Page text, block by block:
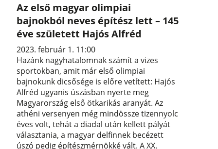
Az első magyar olimpiai
bajnokból neves építész lett – 145
éve született Hajós Alfréd
2023. február 1. 11:00
Hazánk nagyhatalomnak számít a vizes
sportokban, amit már első olimpiai
bajnokunk dicsősége is előre vetített: Hajós
Alfréd ugyanis úszásban nyerte meg
Magyarország első ötkarikás aranyát. Az
athéni versenyen még mindössze tizennyolc
éves volt, tehát a diadal után kellett pályát
választania, a magyar delfinnek becézett
úszó pedig építészmérnökké vált. A XX.